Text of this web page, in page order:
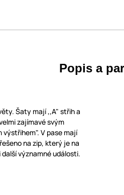
Popis a
Šaty mají ,,A" střih a
zajímavé svým
V pase mají
na zip, který je na
významné události.